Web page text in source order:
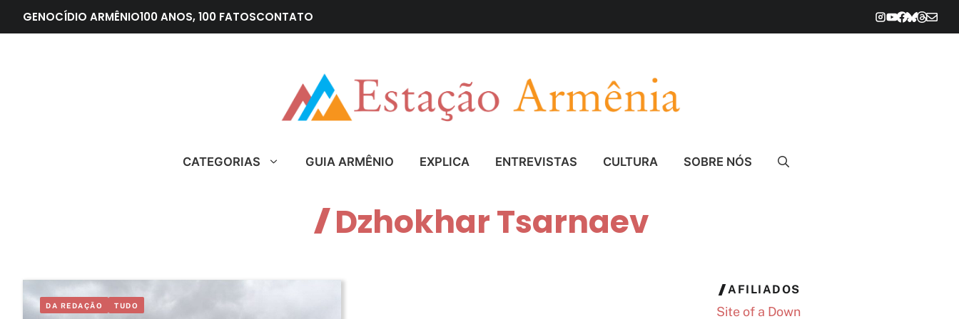
para
GENOCÍDIO ARMÊNIO100 ANOS, 100 FATOSCONTATO
CATEGORIAS GUIA ARMÊNIO EXPLICA ENTREVISTAS CULTURA SOBRE NÓS
Dzhokhar Tsarnaev
DA REDAÇÃO TUDO
AFILIADOS
Site of a Down